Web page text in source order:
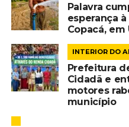
Palavra
esperança
Copacá, em
INTERIOR DO
Prefeitura
Cidadã e
motores
município